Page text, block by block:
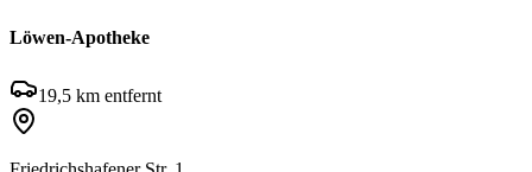
Löwen-Apotheke
19,5 km entfernt